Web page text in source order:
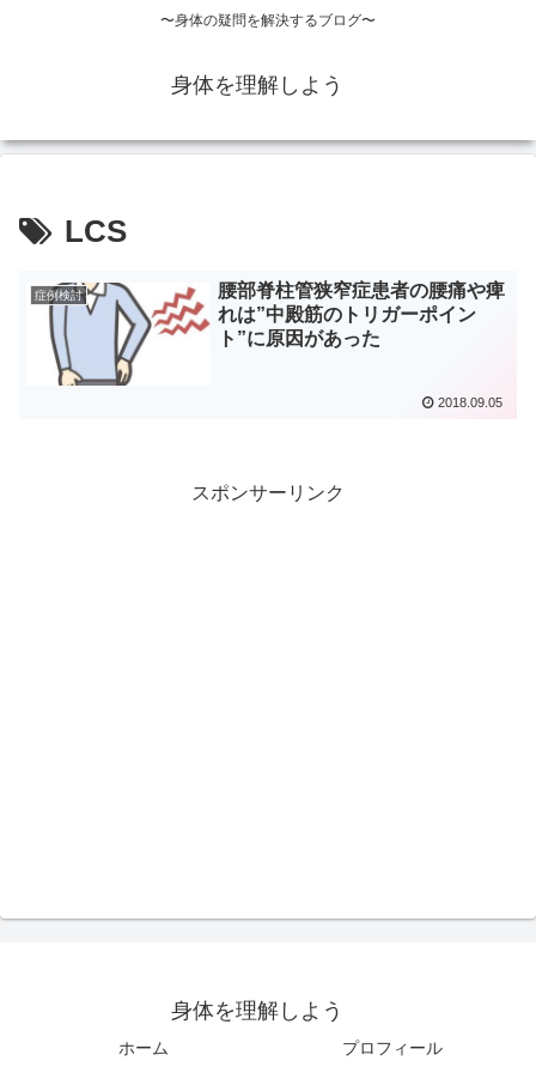
〜身体の疑問を解決するブログ〜
身体を理解しよう
LCS
症例検討
腰部脊柱管狭窄症患者の腰痛や痺
れは”中殿筋のトリガーポイン
ト”に原因があった
2018.09.05
スポンサーリンク
身体を理解しよう
ホーム
プロフィール